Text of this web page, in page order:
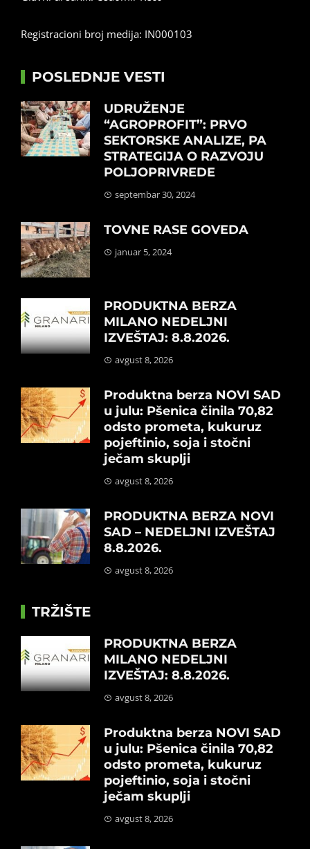
Registracioni broj medija: IN000103
POSLEDNJE VESTI
UDRUŽENJE
“AGROPROFIT”: PRVO
SEKTORSKE ANALIZE, PA
STRATEGIJA O RAZVOJU
POLJOPRIVREDE
septembar 30, 2024
TOVNE RASE GOVEDA
januar 5, 2024
PRODUKTNA BERZA
MILANO NEDELJNI
IZVEŠTAJ: 8.8.2026.
avgust 8, 2026
Produktna berza NOVI SAD
u julu: Pšenica činila 70,82
odsto prometa, kukuruz
pojeftinio, soja i stočni
ječam skuplji
avgust 8, 2026
PRODUKTNA BERZA NOVI
SAD – NEDELJNI IZVEŠTAJ
8.8.2026.
avgust 8, 2026
TRŽIŠTE
PRODUKTNA BERZA
MILANO NEDELJNI
IZVEŠTAJ: 8.8.2026.
avgust 8, 2026
Produktna berza NOVI SAD
u julu: Pšenica činila 70,82
odsto prometa, kukuruz
pojeftinio, soja i stočni
ječam skuplji
avgust 8, 2026